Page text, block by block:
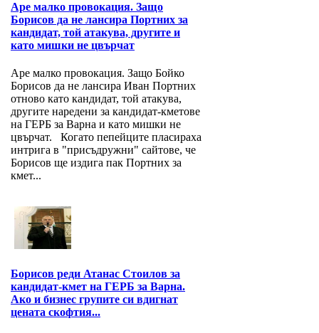
Аре малко провокация. Защо
Борисов да не лансира Портних за
кандидат, той атакува, другите и
като мишки не цвърчат
Аре малко провокация. Защо Бойко
Борисов да не лансира Иван Портних
отново като кандидат, той атакува,
другите наредени за кандидат-кметове
на ГЕРБ за Варна и като мишки не
цвърчат. Когато пепейците пласираха
интрига в "присъдружни" сайтове, че
Борисов ще издига пак Портних за
кмет...
Борисов реди Атанас Стоилов за
кандидат-кмет на ГЕРБ за Варна.
Ако и бизнес групите си вдигнат
цената скофтия...